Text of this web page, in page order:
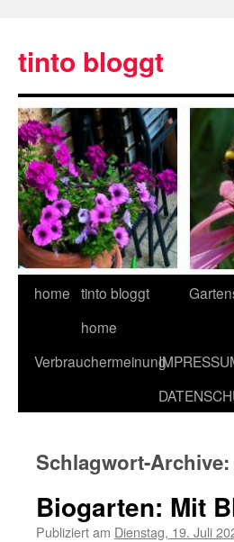
tinto bloggt
home tinto bloggt
home
Verbrauchermeinung
Schlagwort-Archive:
Biogarten: Mit
Publiziert am Dienstag, 19. Juli